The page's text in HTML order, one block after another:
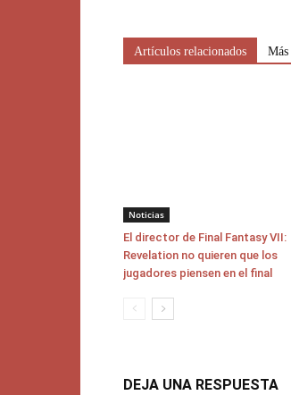
Artículos relacionados
Noticias
El director de Final Fantasy VII:
Revelation no quieren que los
jugadores piensen en el final
DEJA UNA RESPUESTA